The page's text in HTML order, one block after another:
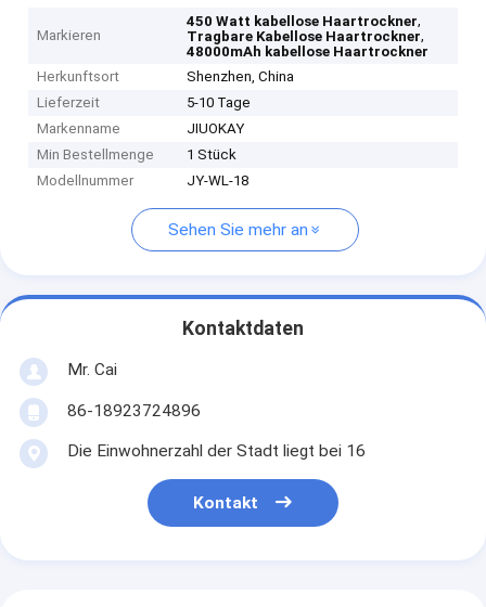
Markieren
450 Watt kabellose Haartrockner,
Tragbare Kabellose Haartrockner,
48000mAh kabellose Haartrockner
Herkunftsort
Shenzhen, China
Lieferzeit
5-10 Tage
Markenname
JIUOKAY
Min Bestellmenge
1 Stück
Modellnummer
JY-WL-18
Sehen Sie mehr an
Kontaktdaten
Mr. Cai
86-18923724896
Die Einwohnerzahl der Stadt liegt bei 16
Kontakt